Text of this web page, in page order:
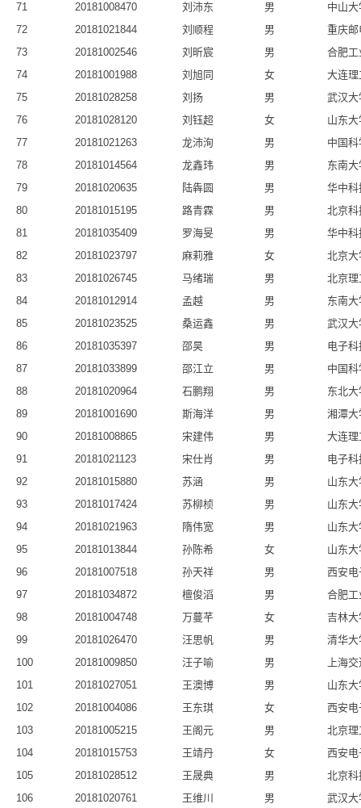
71
20181008470 刘沛东 男
中山大
72
20181021844 刘顺程 男
重庆邮
73
20181002546 刘昕宸 男
合肥工
74
20181001988 刘旭同 女
大连理
75
20181028258 刘扬 男
武汉大
76
20181028120 刘钰超 女
山东大
77
20181021263 龙沛洵 男
中国
78
20181014564 龙鑫玮 男
东南大
79
20181020635 陆犇圆 男
华中科
80
20181015195 路青霖 男
北京科
81
20181035409 罗海旻 男
华中科
82
20181023797 麻莉雅 女
北京大
83
20181026745 马绪瑞 男
北京理
84
20181012914 孟越 男
东南大
85
20181023525 桑运鑫 男
武汉大
86
20181035397 邵昊 男
电子
87
20181033899 邵江立 男
中国
88
20181020964 石鹏翔 男
东北大
89
20181001690 斯海洋 男
湘潭大
90
20181008865 宋建伟 男
大连理
91
20181021123 宋仕肖 男
电子
92
20181015880 苏涵 男
山东大
93
20181017424 苏柳桢 男
山东大
94
20181021963 隋伟宽 男
山东大
95
20181013844 孙陈希 女
山东大
96
20181007518 孙天祥 男
西安电
97
20181034872 檀俊滔 男
合肥工
98
20181004748 万蔓芊 女
吉林大
99
20181026470 汪思帆 男
清华大
100
20181009850 汪子喻 男
上海
101
20181027051 王澳博 男
山东大
102
20181004086 王东琪 女
西安电
103
20181005215 王阁元 男
北京理
104
20181015753 王靖丹 女
西安电
105
20181028512 王晟典 男
北京科
106
20181020761 王维川 男 武汉大